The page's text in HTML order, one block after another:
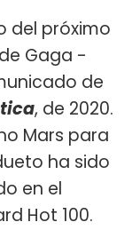
del próximo
de Gaga -
de
, de 2020.
Mars para
ha sido
en el
Hot 100.